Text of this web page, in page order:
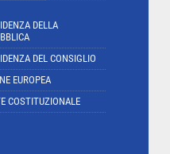
DELLA
DEL CONSIGLIO
EUROPEA
COSTITUZIONALE